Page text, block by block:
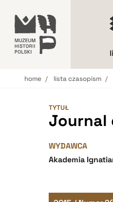
home lista czasopism
TYTUŁ
Journal
WYDAWCA
Akademia